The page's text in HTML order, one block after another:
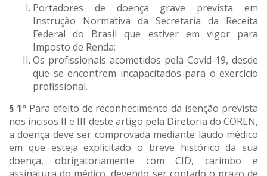
Portadores de doença grave prevista em
Instrução Normativa da Secretaria da Receita
Federal do Brasil que estiver em vigor para
Imposto de Renda;
Os profissionais acometidos pela Covid-19, desde
que se encontrem incapacitados para o exercício
profissional.
§ 1º Para efeito de reconhecimento da isenção prevista
nos incisos II e III deste artigo pela Diretoria do COREN,
a doença deve ser comprovada mediante laudo médico
em que esteja explicitado o breve histórico da sua
doença, obrigatoriamente com CID, carimbo e